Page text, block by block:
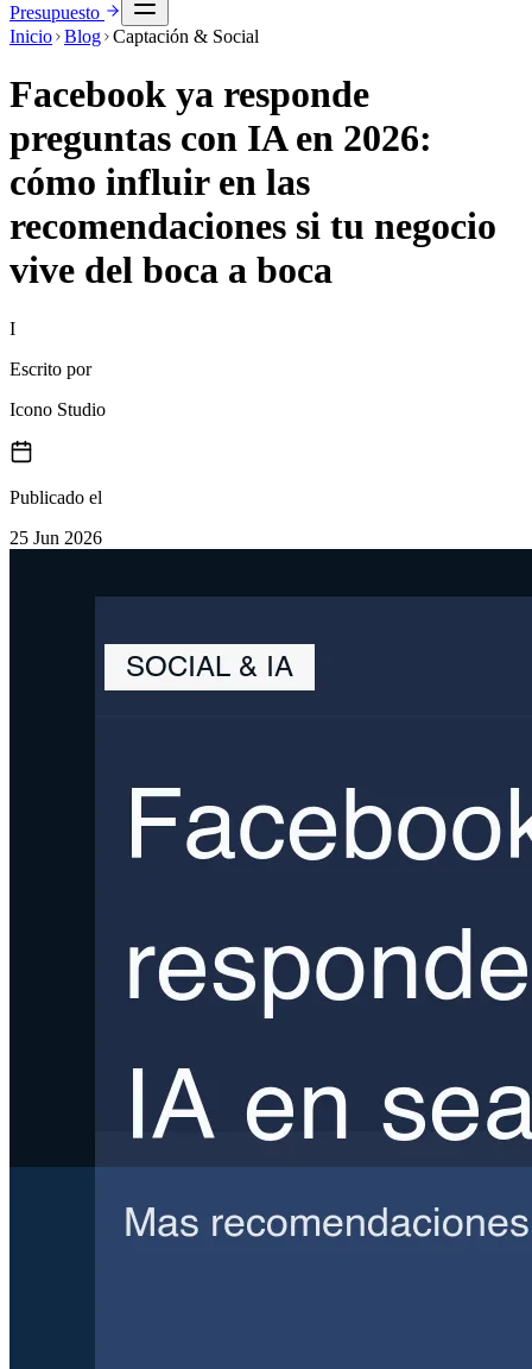
Presupuesto
Inicio Blog Captación & Social
Facebook ya responde
preguntas con IA en 2026:
cómo influir en las
recomendaciones si tu negocio
vive del boca a boca
I
Escrito por
Icono Studio
Publicado el
25 Jun 2026